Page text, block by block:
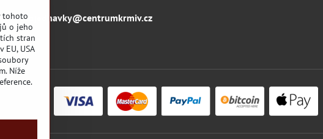
objednavky​@centrumkrmiv​.cz
tohoto
o jeho
stran
USA
Níže